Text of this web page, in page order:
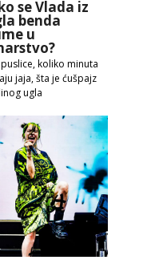
se Vlada iz
benda
u
koliko minuta
jaja, šta je ćušpajz
ugla